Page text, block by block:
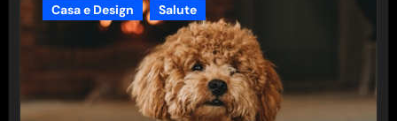
Casa e Design Salute